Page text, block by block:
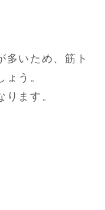
多いため、筋ト
う。
ります。